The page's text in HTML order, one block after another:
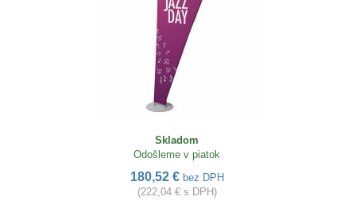
Skladom
Odošleme v piatok
180,52 € bez DPH
(222,04 € s DPH)